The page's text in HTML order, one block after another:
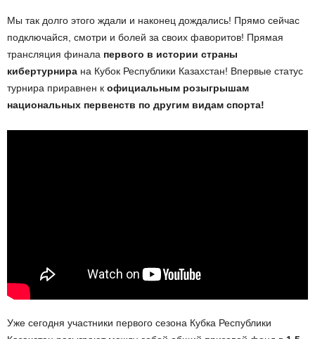
Мы так долго этого ждали и наконец дождались! Прямо сейчас
подключайся, смотри и болей за своих фаворитов! Прямая
трансляция финала первого в истории страны
кибертурнира на Кубок Республики Казахстан! Впервые статус
турнира приравнен к официальным розыгрышам
национальных первенств по другим видам спорта!
Уже сегодня участники первого сезона Кубка Республики